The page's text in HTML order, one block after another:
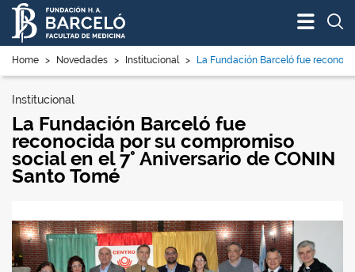
Home > Novedades > Institucional > La Fundación Barceló fue
Institucional
La Fundación Barceló fue
reconocida por su compromiso
social en el 7° Aniversario de CONIN
Santo Tomé